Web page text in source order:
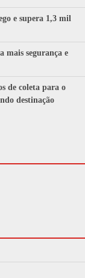
e supera 1,3 mil
mais segurança e
de coleta para o
destinação